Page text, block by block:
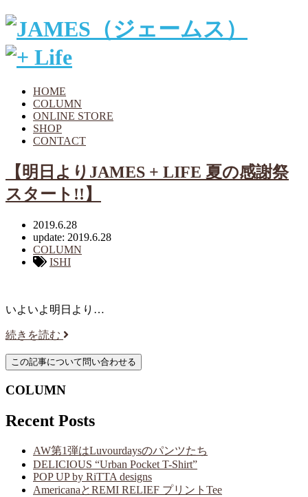
HOME
COLUMN
ONLINE STORE
SHOP
CONTACT
【明日よりJAMES + LIFE 夏の感謝祭
スタート!!】
2019.6.28
update: 2019.6.28
COLUMN
ISHI
いよいよ明日より…
続きを読む
COLUMN
Recent Posts
AW第1弾はLuvourdaysのパンツたち
DELICIOUS “Urban Pocket T-Shirt”
POP UP by RiTTA designs
AmericanaとREMI RELIEF プリントTee